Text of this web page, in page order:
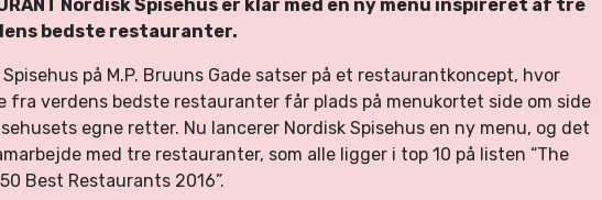
Nordisk Spisehus er klar med en ny menu inspireret af tre
bedste restauranter.
Spisehus på M.P. Bruuns Gade satser på et restaurantkoncept, hvor
fra verdens bedste restauranter får plads på menukortet side om side
egne retter. Nu lancerer Nordisk Spisehus en ny menu, og det
med tre restauranter, som alle ligger i top 10 på listen “The
50 Best Restaurants 2016”.